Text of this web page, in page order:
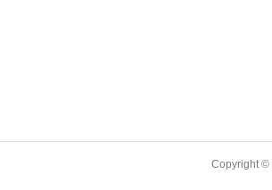
Copyright ©